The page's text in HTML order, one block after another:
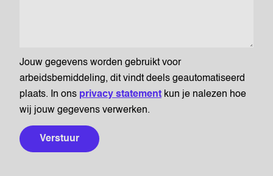
Jouw gegevens worden gebruikt voor
arbeidsbemiddeling, dit vindt deels geautomatiseerd
plaats. In ons privacy statement kun je nalezen hoe
wij jouw gegevens verwerken.
Verstuur